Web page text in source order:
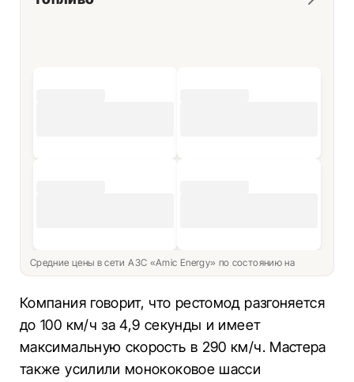
Средние цены в сети АЗС «Amic Energy» по состоянию на
Компания говорит, что рестомод разгоняется
до 100 км/ч за 4,9 секунды и имеет
максимальную скорость в 290 км/ч. Мастера
также усилили монококовое шасси